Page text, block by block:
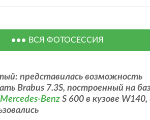
ВСЯ ФОТОСЕССИЯ
представилась возможность
Brabus 7.3S, построенный на
Mercedes-Benz S 600 в кузове W140,